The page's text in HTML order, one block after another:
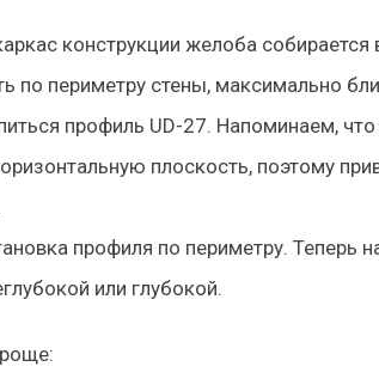
конструкции желоба
по периметру стены, максимально
профиль UD-27. Напоминаем,
плоскость, поэтому
профиля по периметру. Теперь
или глубокой.